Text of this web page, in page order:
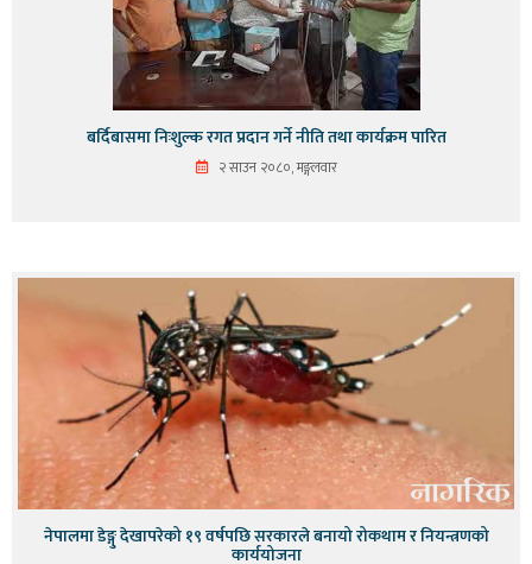
बर्दिबासमा निःशुल्क रगत प्रदान गर्ने नीति तथा कार्यक्रम पारित
२ साउन २०८०, मङ्गलवार
नेपालमा डेङ्गु देखापरेको १९ वर्षपछि सरकारले बनायो रोकथाम र नियन्त्रणको
कार्ययोजना